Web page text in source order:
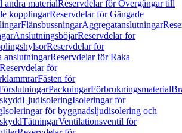
andra materialReservdelar för Övergångar till
kopplingarReservdelar för Gängade
FlänsbussningarAggregatanslutningar
AnslutningsböjarReservdelar för
Reservdelar för
anslutningarReservdelar för Raka
Reservdelar för
Fästen för
PackningarFörbrukningsmaterial
LjudisoleringIsoleringar för
Isoleringar för byggnadsljudisolering och
TätningarVentilationsventil för